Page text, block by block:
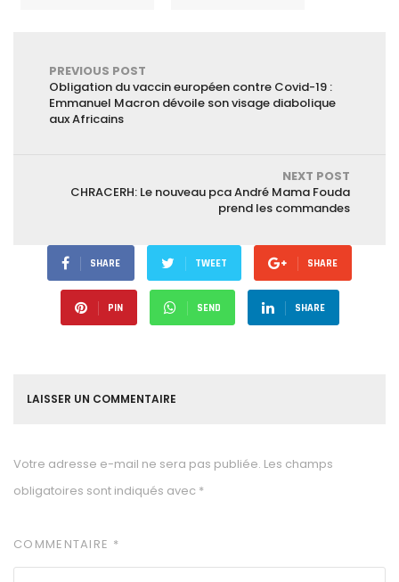
PREVIOUS POST
Obligation du vaccin européen contre Covid-19 :
Emmanuel Macron dévoile son visage diabolique
aux Africains
NEXT POST
CHRACERH: Le nouveau pca André Mama Fouda
prend les commandes
SHARE TWEET SHARE
PIN SEND SHARE
LAISSER UN COMMENTAIRE
Votre adresse e-mail ne sera pas publiée. Les champs
obligatoires sont indiqués avec *
COMMENTAIRE *